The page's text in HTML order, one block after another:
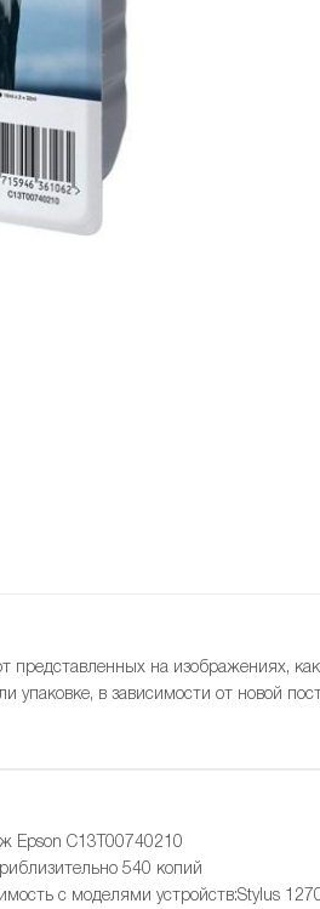
представленных на изображениях,
упаковке, в зависимости от новой
Epson C13T00740210
540 копий
с моделями устройств:Stylus